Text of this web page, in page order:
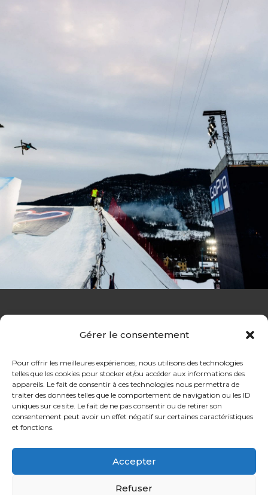
Gérer le consentement
Pour offrir les meilleures expériences, nous utilisons des technologies
telles que les cookies pour stocker et/ou accéder aux informations des
appareils. Le fait de consentir à ces technologies nous permettra de
traiter des données telles que le comportement de navigation ou les ID
uniques sur ce site. Le fait de ne pas consentir ou de retirer son
consentement peut avoir un effet négatif sur certaines caractéristiques
et fonctions.
Accepter
Refuser
rockmerch.online